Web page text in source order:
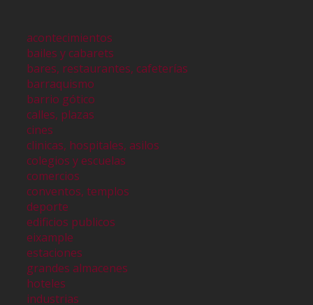
acontecimientos
bailes y cabarets
bares, restaurantes, cafeterías
barraquismo
barrio gótico
calles, plazas
cines
clinicas, hospitales, asilos
colegios y escuelas
comercios
conventos, templos
deporte
edificios publicos
eixample
estaciones
grandes almacenes
hoteles
industrias